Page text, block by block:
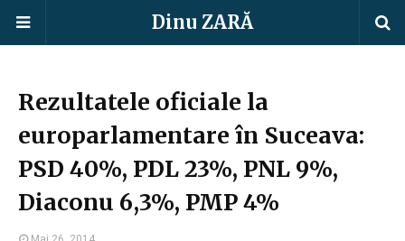
Dinu ZARĂ
Rezultatele oficiale la
europarlamentare în Suceava:
PSD 40%, PDL 23%, PNL 9%,
Diaconu 6,3%, PMP 4%